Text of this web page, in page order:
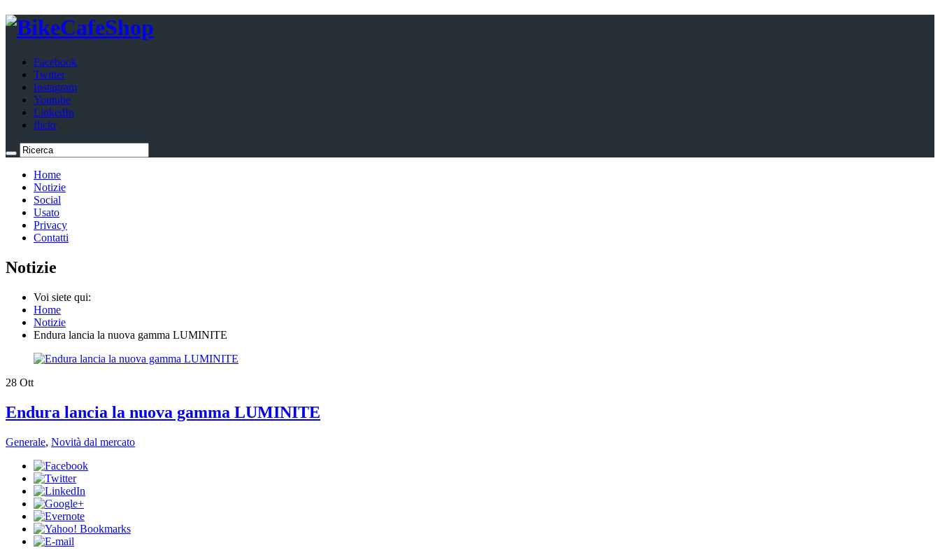
Facebook
Twitter
Instagram
Youtube
LinkedIn
flickr
Home
Notizie
Social
Usato
Privacy
Contatti
Notizie
Voi siete qui:
Home
Notizie
Endura lancia la nuova gamma LUMINITE
28 Ott
Endura lancia la nuova gamma LUMINITE
Generale, Novità dal mercato